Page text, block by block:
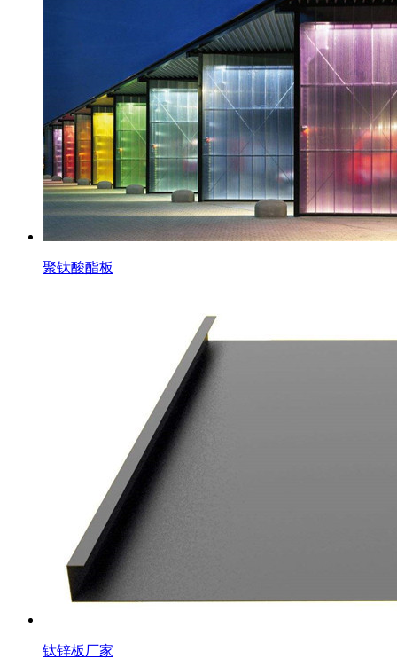
聚钛酸酯板
钛锌板厂家